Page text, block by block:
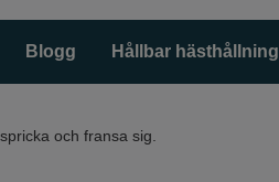
Blogg Hållbar hästhållning
och fransa sig.